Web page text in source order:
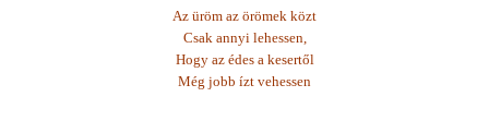
Az üröm az örömek közt
Csak annyi lehessen,
Hogy az édes a kesertől
Még jobb ízt vehessen